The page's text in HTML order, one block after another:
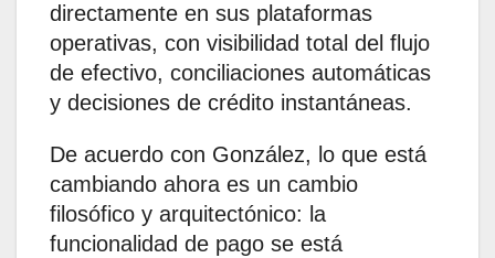
directamente en sus plataformas
operativas, con visibilidad total del flujo
de efectivo, conciliaciones automáticas
y decisiones de crédito instantáneas.
De acuerdo con González, lo que está
cambiando ahora es un cambio
filosófico y arquitectónico: la
funcionalidad de pago se está